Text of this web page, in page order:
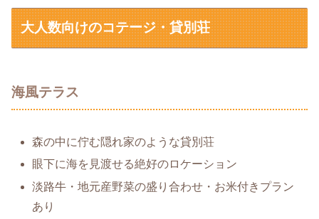
大人数向けのコテージ・貸別荘
海風テラス
森の中に佇む隠れ家のような貸別荘
眼下に海を見渡せる絶好のロケーション
淡路牛・地元産野菜の盛り合わせ・お米付きプラン
あり